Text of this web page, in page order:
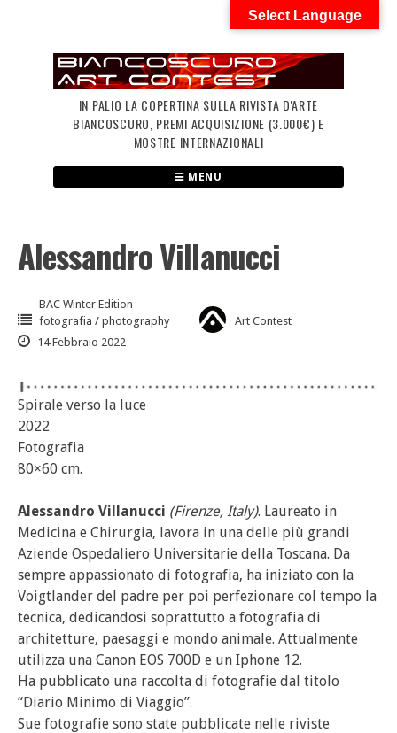
IN PALIO LA COPERTINA SULLA RIVISTA D'ARTE
BIANCOSCURO, PREMI ACQUISIZIONE (3.000€) E
MOSTRE INTERNAZIONALI
MENU
Alessandro Villanucci
BAC Winter Edition
fotografia / photography
Art Contest
14 Febbraio 2022
Spirale verso la luce
2022
Fotografia
80×60 cm.
Alessandro Villanucci (Firenze, Italy). Laureato in
Medicina e Chirurgia, lavora in una delle più grandi
Aziende Ospedaliero Universitarie della Toscana. Da
sempre appassionato di fotografia, ha iniziato con la
Voigtlander del padre per poi perfezionare col tempo la
tecnica, dedicandosi soprattutto a fotografia di
architetture, paesaggi e mondo animale. Attualmente
utilizza una Canon EOS 700D e un Iphone 12.
Ha pubblicato una raccolta di fotografie dal titolo
“Diario Minimo di Viaggio”.
Sue fotografie sono state pubblicate nelle riviste
Select Language